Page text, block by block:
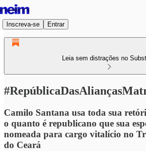
Inscreva-se Entrar
Leia sem distrações no
Camilo Santana usa toda sua
o quanto é republicano que sua
nomeada para cargo vitalício no
do Ceará